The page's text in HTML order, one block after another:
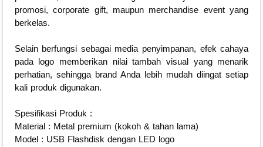
promosi, corporate gift, maupun merchandise event yang
berkelas.
Selain berfungsi sebagai media penyimpanan, efek cahaya
pada logo memberikan nilai tambah visual yang menarik
perhatian, sehingga brand Anda lebih mudah diingat setiap
kali produk digunakan.
Spesifikasi Produk :
Material : Metal premium (kokoh & tahan lama)
Model : USB Flashdisk dengan LED logo